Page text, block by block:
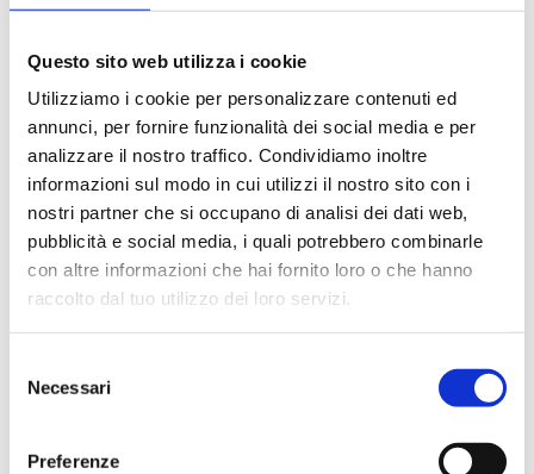
Questo sito web utilizza i cookie
Utilizziamo i cookie per personalizzare contenuti ed
annunci, per fornire funzionalità dei social media e per
analizzare il nostro traffico. Condividiamo inoltre
informazioni sul modo in cui utilizzi il nostro sito con i
nostri partner che si occupano di analisi dei dati web,
pubblicità e social media, i quali potrebbero combinarle
con altre informazioni che hai fornito loro o che hanno
raccolto dal tuo utilizzo dei loro servizi.
delNecessari
Preferenze
Quando il corpo chiede aiuto:
movimento, benessere e
autonomia
Approfondisci
CATEGORIE
Dermatologia